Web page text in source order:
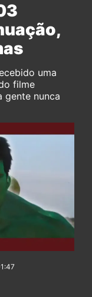
uma
filme
gente nunca